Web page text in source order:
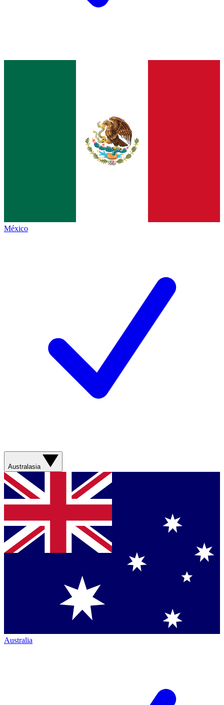
México
Australasia
Australia